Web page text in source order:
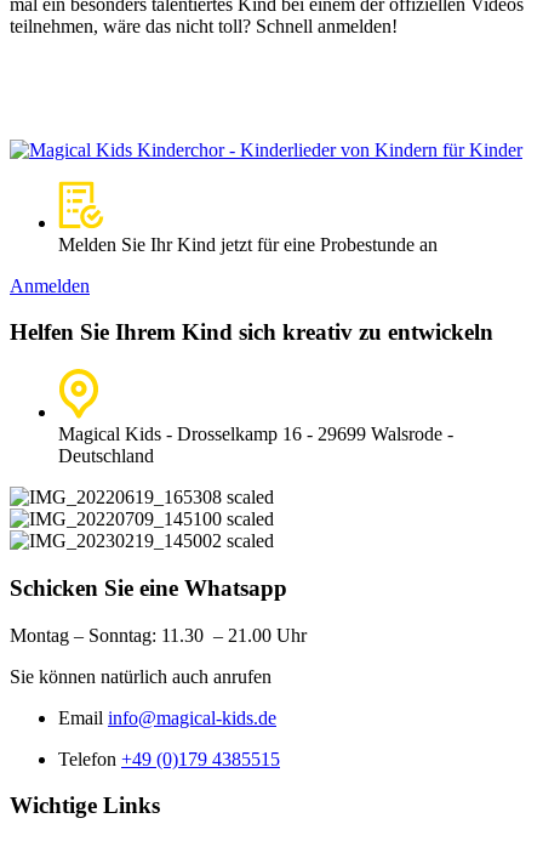
teilnehmen, wäre das nicht toll? Schnell anmelden!
Melden Sie Ihr Kind jetzt für eine Probestunde an
Anmelden
Helfen Sie Ihrem Kind sich kreativ zu entwickeln
Magical Kids - Drosselkamp 16 - 29699 Walsrode -
Deutschland
Schicken Sie eine Whatsapp
Montag – Sonntag: 11 .30 – 21.00 Uhr
Sie können natürlich auch anrufen
Email info@magical-kids.de
Telefon +49 (0)179 4385515
Wichtige Links